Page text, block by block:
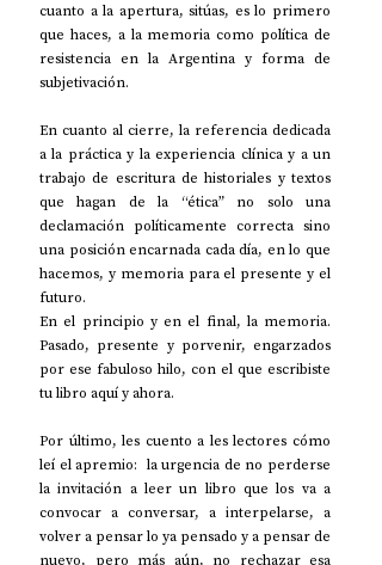
cuanto a la apertura, sitúas, es lo primero
que haces, a la memoria como política de
resistencia en la Argentina y forma de
subjetivación.
En cuanto al cierre, la referencia dedicada
a la práctica y la experiencia clínica y a un
trabajo de escritura de historiales y textos
que hagan de la “ética” no solo una
declamación políticamente correcta sino
una posición encarnada cada día, en lo que
hacemos, y memoria para el presente y el
futuro.
En el principio y en el final, la memoria.
Pasado, presente y porvenir, engarzados
por ese fabuloso hilo, con el que escribiste
tu libro aquí y ahora.
Por último, les cuento a les lectores cómo
leí el apremio:  la urgencia de no perderse
la invitación a leer un libro que los va a
convocar a conversar, a interpelarse, a
volver a pensar lo ya pensado y a pensar de
nuevo, pero más aún, no rechazar esa